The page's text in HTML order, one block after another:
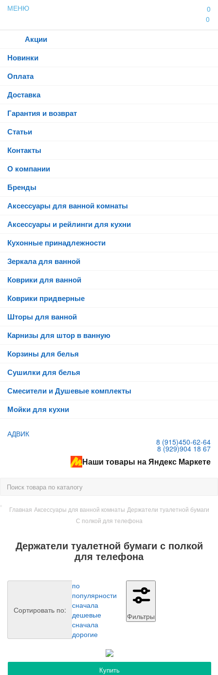
МЕНЮ
0
0
Акции
Новинки
Оплата
Доставка
Гарантия и возврат
Статьи
Контакты
О компании
Бренды
Аксессуары для ванной комнаты
Аксессуары и рейлинги для кухни
Кухонные принадлежности
Зеркала для ванной
Коврики для ванной
Коврики придверные
Шторы для ванной
Карнизы для штор в ванную
Корзины для белья
Сушилки для белья
Смесители и Душевые комплекты
Мойки для кухни
АДВИК
8 (915)450-62-64
8 (929)904 18 67
Наши товары на Яндекс Маркете
Главная Аксессуары для ванной комнаты Держатели туалетной бумаги
С полкой для телефона
Держатели туалетной бумаги с полкой
для телефона
Сортировать по:
по
популярности
сначала
дешевые
сначала
дорогие
Фильтры
Купить